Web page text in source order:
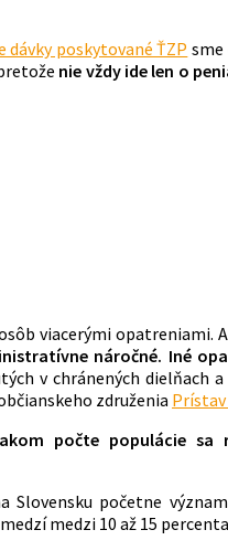
dávky poskytované ŤZP sme
nie vždy ide len o
viacerými opatreniami.
náročné. Iné
v chránených dielňach
združenia Prístav
počte populácie sa
početne
medzi 10 až 15